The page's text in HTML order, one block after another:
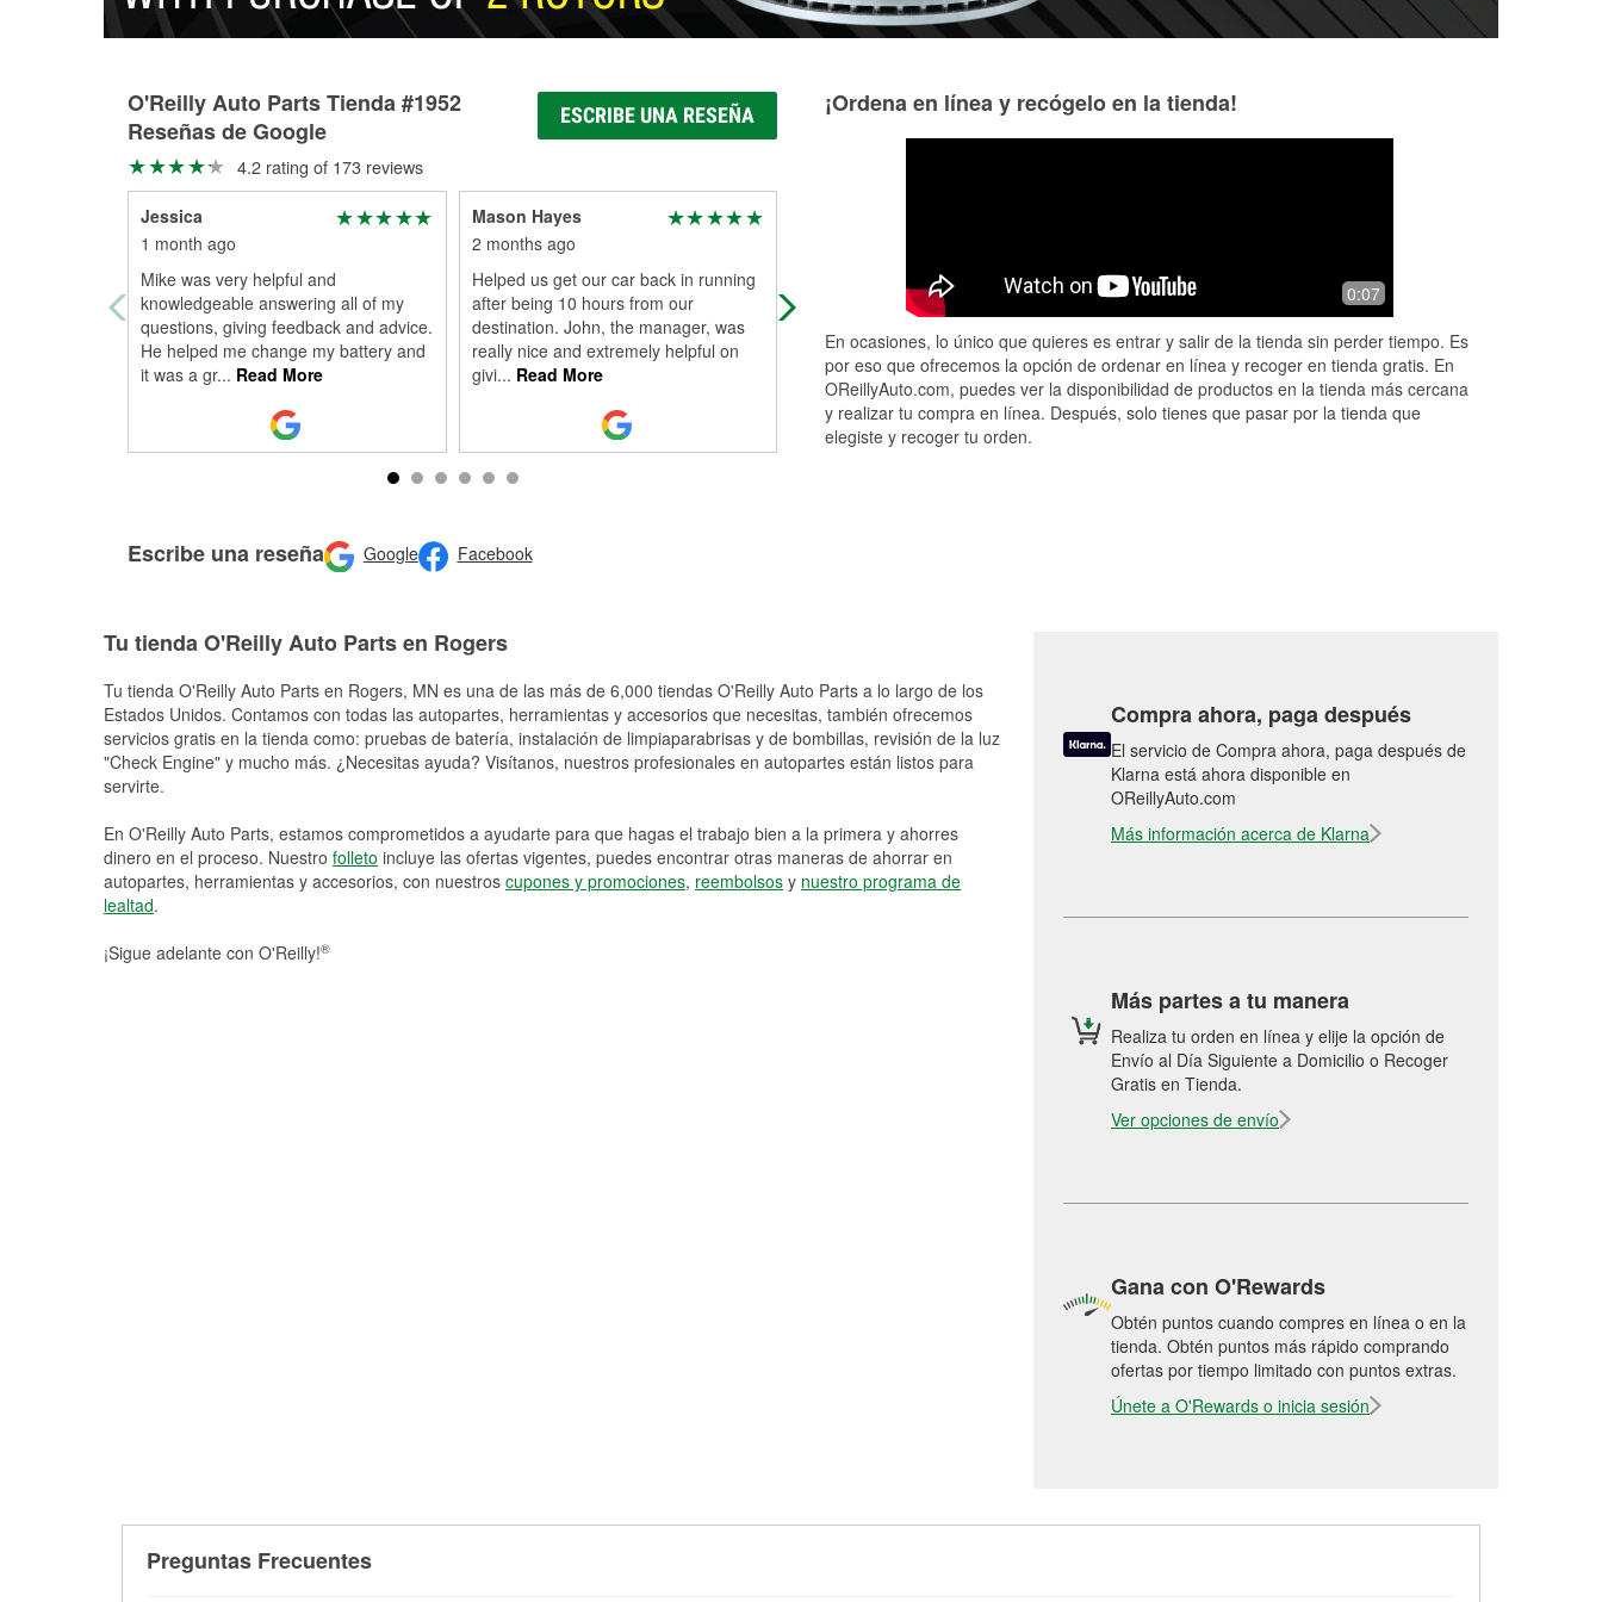
O'Reilly Auto Parts Tienda #1952
Reseñas de Google
ESCRIBE UNA RESEÑA
4.2 rating of 173 reviews
Jessica
1 month ago
Mike was very helpful and
knowledgeable answering all of my
questions, giving feedback and advice.
He helped me change my battery and
it was a gr... Read More
Mason Hayes
2 months ago
Helped us get our car back in running
after being 10 hours from our
destination. John, the manager, was
really nice and extremely helpful on
givi... Read More
John was super helpful getting our
dead car started
Employees are always helpful.
store!
Escribe una reseña Google Facebook
¡Ordena en línea y recógelo en la tienda!
0:07
En ocasiones, lo único que quieres es entrar y salir de la tienda sin perder tiempo. Es
por eso que ofrecemos la opción de ordenar en línea y recoger en tienda gratis. En
OReillyAuto.com, puedes ver la disponibilidad de productos en la tienda más cercana
y realizar tu compra en línea. Después, solo tienes que pasar por la tienda que
elegiste y recoger tu orden.
Tu tienda O'Reilly Auto Parts en Rogers
Tu tienda O'Reilly Auto Parts en Rogers, MN es una de las más de 6,000 tiendas O'Reilly Auto Parts a lo largo de los
Estados Unidos. Contamos con todas las autopartes, herramientas y accesorios que necesitas, también ofrecemos
servicios gratis en la tienda como: pruebas de batería, instalación de limpiaparabrisas y de bombillas, revisión de la luz
"Check Engine" y mucho más. ¿Necesitas ayuda? Visítanos, nuestros profesionales en autopartes están listos para
servirte.
En O'Reilly Auto Parts, estamos comprometidos a ayudarte para que hagas el trabajo bien a la primera y ahorres
dinero en el proceso. Nuestro folleto incluye las ofertas vigentes, puedes encontrar otras maneras de ahorrar en
autopartes, herramientas y accesorios, con nuestros cupones y promociones, reembolsos y nuestro programa de
lealtad.
¡Sigue adelante con O'Reilly!®
Compra ahora, paga después
El servicio de Compra ahora, paga después de
Klarna está ahora disponible en
OReillyAuto.com
Más información acerca de Klarna
Más partes a tu manera
Realiza tu orden en línea y elije la opción de
Envío al Día Siguiente a Domicilio o Recoger
Gratis en Tienda.
Ver opciones de envío
Gana con O'Rewards
Obtén puntos cuando compres en línea o en la
tienda. Obtén puntos más rápido comprando
ofertas por tiempo limitado con puntos extras.
Únete a O'Rewards o inicia sesión
Preguntas Frecuentes